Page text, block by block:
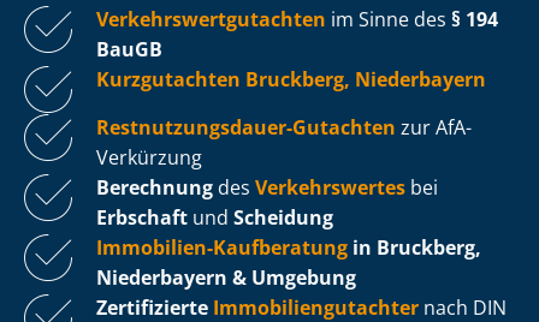
Ver­kehrs­wert­gut­ach­ten im Sinne des § 194
BauGB
Kurzgutachten Bruckberg, Niederbayern
Rest­nut­zungs­dau­er-Gutachten zur AfA-
Verkürzung
Berechnung des Verkehrswertes bei
Erbschaft und Scheidung
Immobilien-Kaufberatung in Bruckberg,
Niederbayern & Umgebung
Zertifizierte Im­mo­bi­li­en­gut­ach­ter nach DIN